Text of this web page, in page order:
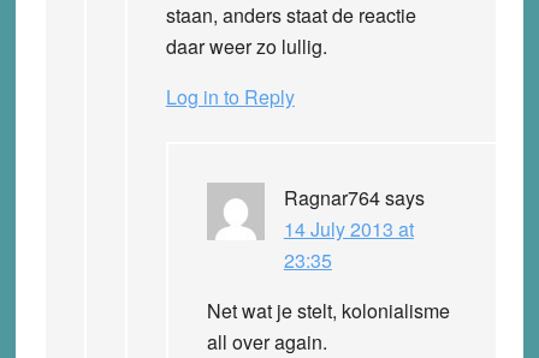
staan, anders staat de reactie
daar weer zo lullig.
Log in to Reply
Ragnar764says
14 July 2013 at
23:35
Net wat je stelt, kolonialisme
all over again.